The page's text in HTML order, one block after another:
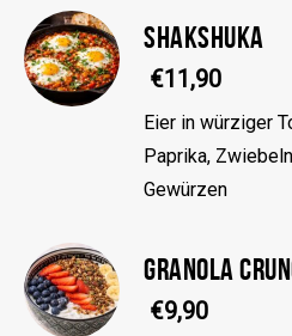
SHAKSHUKA
€11,90
Eier in würziger
Paprika,
Gewürzen
GRANOLA
€9,90